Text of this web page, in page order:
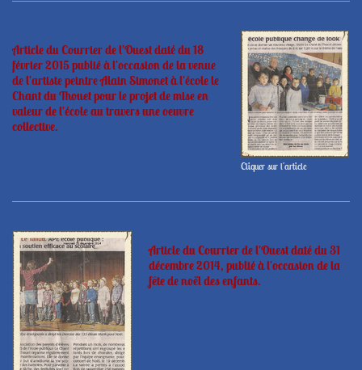
Cliquer sur l'article
Article du Courrier de l'Ouest daté du 18
février 2015 publié à l'occasion de la venue
de l'artiste peintre Alain Simonet à l'école le
Chant du Thouet pour le projet de mise en
valeur de l'école au travers une oeuvre
collective.
Article du Courrier de l'Ouest daté du 31
décembre 2014, publié à l'occasion de la
fête de noël des enfants.